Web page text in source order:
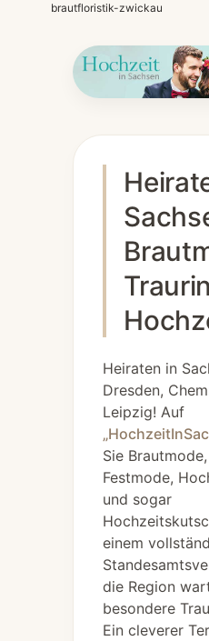
brautfloristik-zwickau
Heiraten in
Dresden,
Leipzig! Auf
Sie
Festmode,
und sogar
einem
die Region
besondere
Ein cleverer